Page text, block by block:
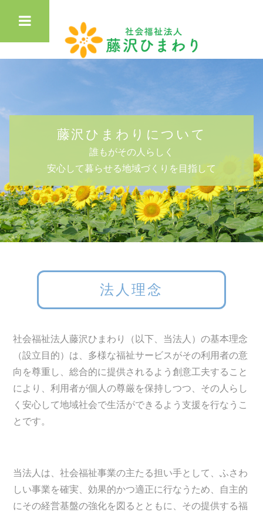
藤沢ひまわりについて
誰もがその人らしく
安心して暮らせる地域づくりを目指して
法人理念
社会福祉法人藤沢ひまわり（以下、当法人）の基本理念
（設立目的）は、多様な福祉サービスがその利用者の意
向を尊重し、総合的に提供されるよう創意工夫すること
により、利用者が個人の尊厳を保持しつつ、その人らし
く安心して地域社会で生活ができるよう支援を行なうこ
とです。
当法人は、社会福祉事業の主たる担い手として、ふさわ
しい事業を確実、効果的かつ適正に行なうため、自主的
にその経営基盤の強化を図るとともに、その提供する福